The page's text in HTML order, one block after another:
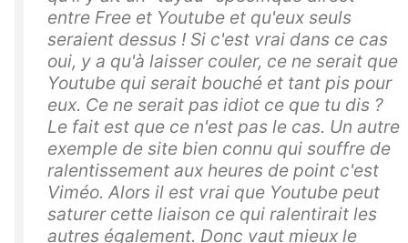
entre Free et Youtube et qu'eux seuls
seraient dessus ! Si c'est vrai dans ce cas
oui, y a qu'à laisser couler, ce ne serait que
Youtube qui serait bouché et tant pis pour
eux. Ce ne serait pas idiot ce que tu dis ?
Le fait est que ce n'est pas le cas. Un autre
exemple de site bien connu qui souffre de
ralentissement aux heures de point c'est
Viméo. Alors il est vrai que Youtube peut
saturer cette liaison ce qui ralentirait les
autres également. Donc vaut mieux le